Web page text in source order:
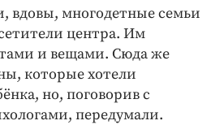
вдовы, многодетные семьи
центра. Им
и вещами. Сюда же
которые хотели
но, поговорив с
передумали.